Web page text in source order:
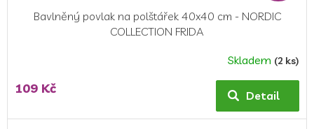
Bavlněný povlak na polštářek 40x40 cm - NORDIC
COLLECTION FRIDA
Skladem (2 ks)
109 Kč Detail